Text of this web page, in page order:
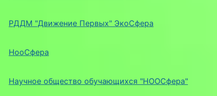
РДДМ "Движение Первых" ЭкоСфера
НооСфера
Научное общество обучающихся "НООСфера"